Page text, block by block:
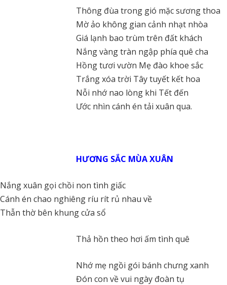
Thông đùa trong gió mặc sương thoa
Mờ ảo không gian cảnh nhạt nhòa
Giá lạnh bao trùm trên đất khách
Nắng vàng tràn ngập phía quê cha
Hồng tươi vườn Mẹ đào khoe sắc
Trắng xóa trời Tây tuyết kết hoa
Nỗi nhớ nao lòng khi Tết đến
Ước nhìn cánh én tải xuân qua.
HƯƠNG SẮC MÙA XUÂN
Nắng xuân gọi chồi non tình giấc
Cánh én chao nghiêng ríu rít rủ nhau về
Thẫn thờ bên khung cửa sổ
Thả hồn theo hơi ấm tình quê
Nhớ mẹ ngồi gói bánh chưng xanh
Đón con về vui ngày đoàn tụ